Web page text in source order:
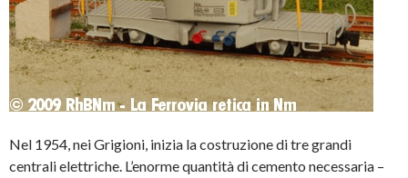
Nel 1954, nei Grigioni, inizia la costruzione di tre grandi
centrali elettriche. L’enorme quantità di cemento necessaria –